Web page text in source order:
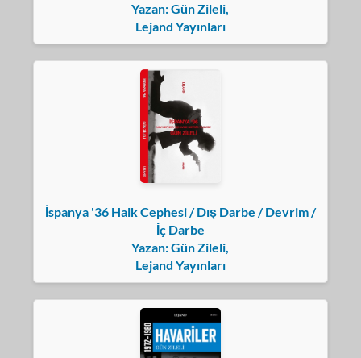
Yazan: Gün Zileli,
Lejand Yayınları
İspanya '36 Halk Cephesi / Dış Darbe / Devrim /
İç Darbe
Yazan: Gün Zileli,
Lejand Yayınları